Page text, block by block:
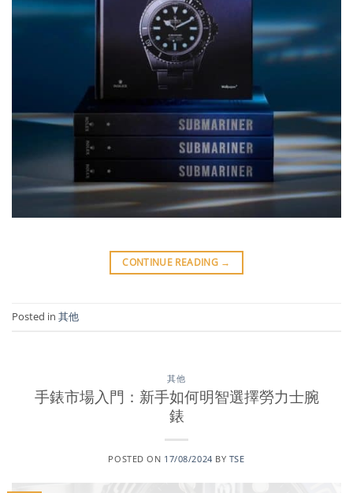
CONTINUE READING →
Posted in 其他
其他
手錶市場入門：新手如何明智選擇勞力士腕
錶
POSTED ON 17/08/2024 BY TSE